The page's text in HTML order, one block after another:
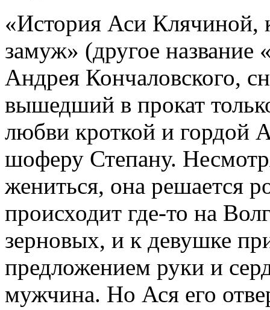
«История Аси Клячиной,
замуж» (другое
Андрея Кончаловского,
вышедший в прокат
любви кроткой и гордой
шоферу Степану.
жениться, она решается
происходит где-то на
зерновых, и к девушке
предложением руки и
мужчина. Но Ася его